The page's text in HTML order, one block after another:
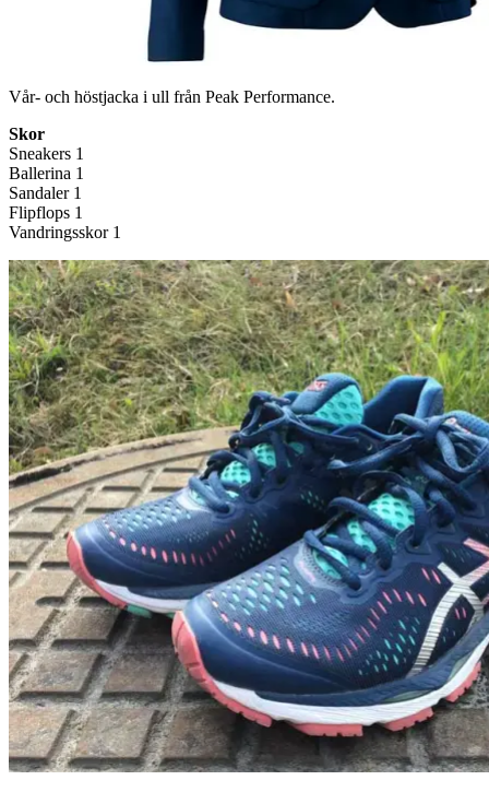
Vår- och höstjacka i ull från Peak Performance.
Skor
Sneakers 1
Ballerina 1
Sandaler 1
Flipflops 1
Vandringsskor 1